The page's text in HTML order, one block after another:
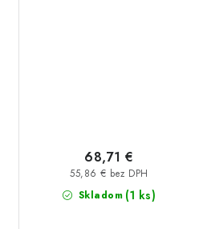
Skladom (1 ks)
55,86 € bez DPH
68,71 €